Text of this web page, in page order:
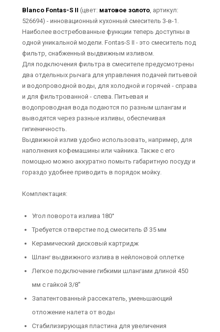
Blanco Fontas-S II (цвет: матовое золото, артикул:
526694) - инновационный кухонный смеситель 3-в-1.
Наиболее востребованные функции теперь доступны в
одной уникальной модели. Fontas-S II - это смеситель под
фильтр, снабженный выдвижным изливом.
Для подключения фильтра в смесителе предусмотрены
два отдельных рычага для управления подачей питьевой
и водопроводной воды, для холодной и горячей - справа
и для фильтрованной - слева. Питьевая и
водопроводная вода подаются по разным шлангам и
выводятся через разные изливы, обеспечивая
гигиеничность.
Выдвижной излив удобно использовать, например, для
наполнения кофемашины или чайника. Также с его
помощью можно аккуратно помыть габаритную посуду и
гораздо удобнее приводить в порядок мойку.
Комплектация:
Угол поворота излива 180°
Требуется отверстие под смеситель Ø 35 мм
Керамический дисковый картридж
Шланг выдвижного излива в нейлоновой оплетке
Легкое подключение гибкими шлангами длиной 450
мм с гайкой 3/8''
Запатентованный рассекатель, уменьшающий
отложение налета от воды
Стабилизирующая пластина для увеличения